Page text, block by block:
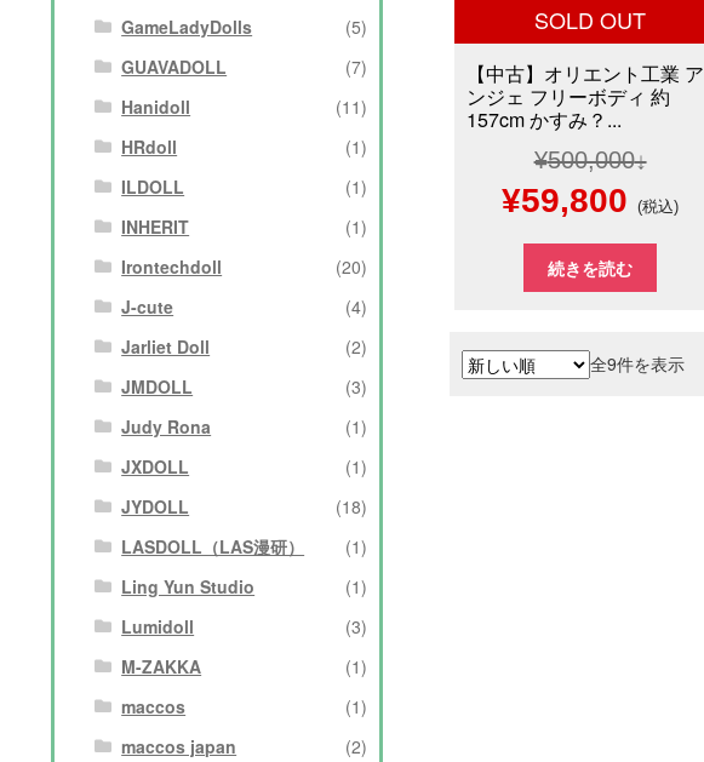
SOLD OUT
【中古】オリエント工業 ア
ンジェ フリーボディ 約
157cm かすみ？...
¥500,000
元
の
価
格
は
¥59,800 現
在
の
(税込)
続きを読む
全9件を表示新
GameLadyDolls
(5)
GUAVADOLL
(7)
Hanidoll
(11)
HRdoll
(1)
ILDOLL
(1)
INHERIT
(1)
Irontechdoll
(20)
J-cute
(4)
Jarliet Doll
(2)
JMDOLL
(3)
Judy Rona
(1)
JXDOLL
(1)
JYDOLL
(18)
LASDOLL（LAS漫研）
(1)
Ling Yun Studio
(1)
Lumidoll
(3)
M-ZAKKA
(1)
maccos
(1)
maccos japan
(2)